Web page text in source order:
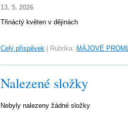
13. 5. 2026
Třináctý květen v dějinách
Celý příspěvek Rubrika: MÁJOVÉ
Nalezené složky
Nebyly nalezeny žádné složky